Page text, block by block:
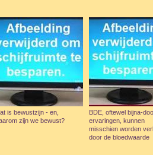
is bewustzijn - en,
zijn we bewust?
BDE, oftewel bijna-
ervaringen, kunnen
misschien worden
door de bloedwaarde